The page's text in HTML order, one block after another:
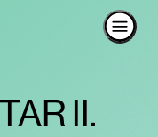
II.